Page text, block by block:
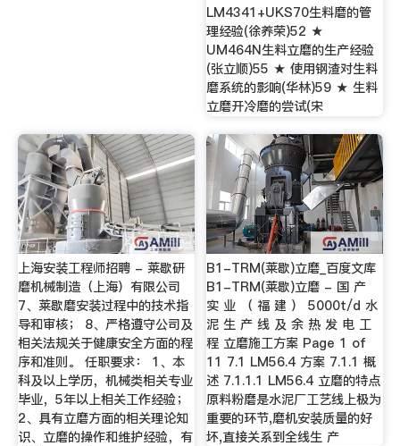
LM4341+UKS70生料磨的管
理经验(徐养荣)52 ★
UM464N生料立磨的生产经验
(张立顺)55 ★ 使用钢渣对生料
磨系统的影响(华林)59 ★ 生料
立磨开冷磨的尝试(宋
上海安装工程师招聘 - 莱歇研
磨机械制造（上海）有限公司
7、莱歇磨安装过程中的技术指
导和审核； 8、严格遵守公司及
相关法规关于健康安全方面的程
序和准则。 任职要求： 1、本
科及以上学历，机械类相关专业
毕业，5年以上相关工作经验；
2、具有立磨方面的相关理论知
识、立磨的操作和维护经验，有
B1-TRM(莱歇)立磨_百度文库
B1-TRM(莱歇)立磨 - 国 产
实 业 （ 福 建 ） 5000t/d 水
泥 生 产 线 及 余 热 发 电 工
程 立磨施工方案 Page 1 of
11 7.1 LM56.4 方案 7.1.1 概
述 7.1.1.1 LM56.4 立磨的特点
原料粉磨是水泥厂工艺线上极为
重要的环节,磨机安装质量的好
坏,直接关系到全线生 产